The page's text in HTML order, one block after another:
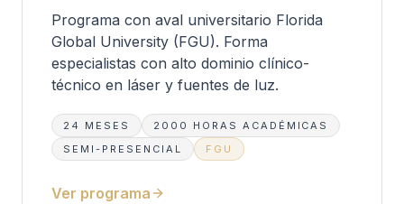
Programa con aval universitario Florida
Global University (FGU). Forma
especialistas con alto dominio clínico-
técnico en láser y fuentes de luz.
24 MESES 2000
HORAS ACADÉMICAS
SEMI-PRESENCIAL
FGU
Ver programa